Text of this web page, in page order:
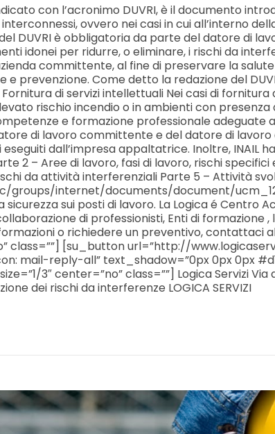
con l’acronimo DUVRI, è il documento
ovvero nei casi in cui all’interno
DUVRI è obbligatoria da parte del datore di
idonei per ridurre, o eliminare, i rischi da
committente, al fine di preservare la
prevenzione. Come detto la redazione del
di servizi intellettuali Nei casi di
rischio incendio o in ambienti con
e formazione professionale adeguate
di lavoro committente e del datore di
dall’impresa appaltatrice. Inoltre, INAIL
2 – Aree di lavoro, fasi di lavoro, rischi
da attività interferenziali Parte 5 – Attività
internet/documents/document/
sui posti di lavoro. La Logica é Centro
di professionisti, Enti di
o richiedere un preventivo, contattaci al
class=””] [su_button url=”http://
mail-reply-all” text_shadow=”0px 0px 0px
3″ center=”no” class=””] Logica Servizi Via
dei rischi da interferenze LOGICA SERVIZI